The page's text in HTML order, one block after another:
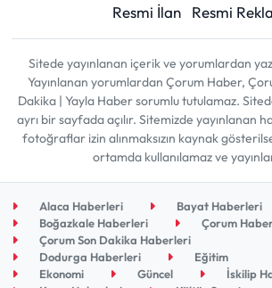
Resmi İlan
Resmi
Sitede yayınlanan içerik ve yorumlardan
Yayınlanan yorumlardan Çorum Haber,
Dakika | Yayla Haber sorumlu tutulamaz.
ayrı bir sayfada açılır. Sitemizde yayınlanan
fotoğraflar izin alınmaksızın kaynak
ortamda kullanılamaz ve
Alaca Haberleri
Bayat Haberleri
Boğazkale Haberleri
Çorum
Çorum Son Dakika Haberleri
Dodurga Haberleri
Eğitim
Ekonomi
Güncel
İskilip